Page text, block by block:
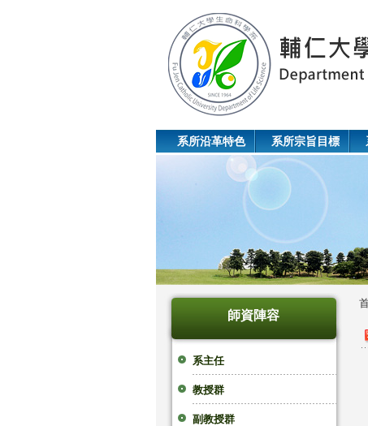
系所沿革特色 系所宗旨目標
師資陣容
系主任
教授群
副教授群